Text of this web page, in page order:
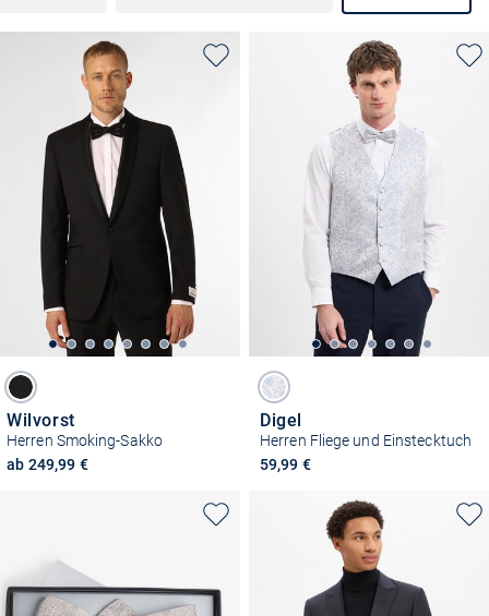
Wilvorst
Herren Smoking-Sakko
ab 249,99 €
Digel
Herren Fliege und Einstecktuch
59,99 €